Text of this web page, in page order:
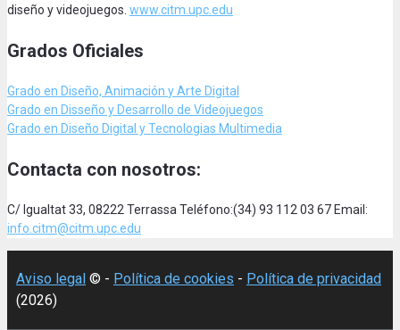
diseño y videojuegos. www.citm.upc.edu
Grados Oficiales
Grado en Diseño, Animación y Arte Digital
Grado en Disseño y Desarrollo de Videojuegos
Grado en Diseño Digital y Tecnologias Multimedia
Contacta con nosotros:
C/ Igualtat 33, 08222 Terrassa Teléfono:(34) 93 112 03 67 Email:
info.citm@citm.upc.edu
Aviso legal © - Política de cookies - Política de privacidad
(2026)